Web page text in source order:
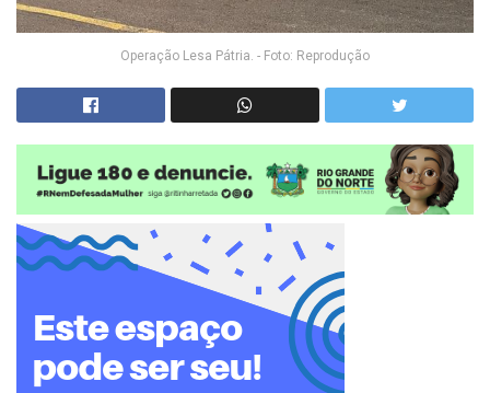
Operação Lesa Pátria. - Foto: Reprodução